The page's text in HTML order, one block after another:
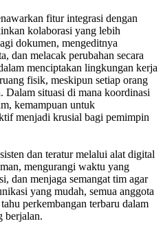
fitur integrasi dengan
kolaborasi yang lebih
dokumen, mengeditnya
dan melacak perubahan secara
menciptakan lingkungan kerja
fisik, meskipun setiap orang
Dalam situasi di mana koordinasi
kemampuan untuk
menjadi krusial bagi pemimpin
dan teratur melalui alat digital
mengurangi waktu yang
dan menjaga semangat tim agar
yang mudah, semua anggota
perkembangan terbaru dalam
berjalan.